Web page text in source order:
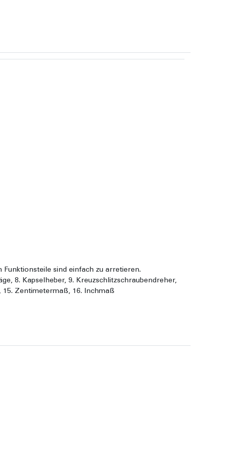
Funktionsteile sind einfach zu arretieren.
8. Kapselheber, 9. Kreuzschlitzschraubendreher,
15. Zentimetermaß, 16. Inchmaß